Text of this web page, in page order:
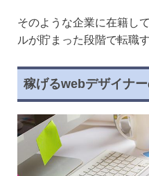
そのような企業に在籍し
ルが貯まった段階で転職
稼げるwebデザイナ